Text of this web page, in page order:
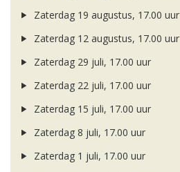
Zaterdag 19 augustus, 17.00 uur
Zaterdag 12 augustus, 17.00 uur
Zaterdag 29 juli, 17.00 uur
Zaterdag 22 juli, 17.00 uur
Zaterdag 15 juli, 17.00 uur
Zaterdag 8 juli, 17.00 uur
Zaterdag 1 juli, 17.00 uur